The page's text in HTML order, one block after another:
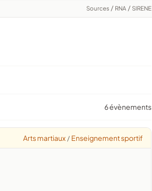
Sources / RNA / SIRENE
6 évènements
Arts martiaux / Enseignement sportif